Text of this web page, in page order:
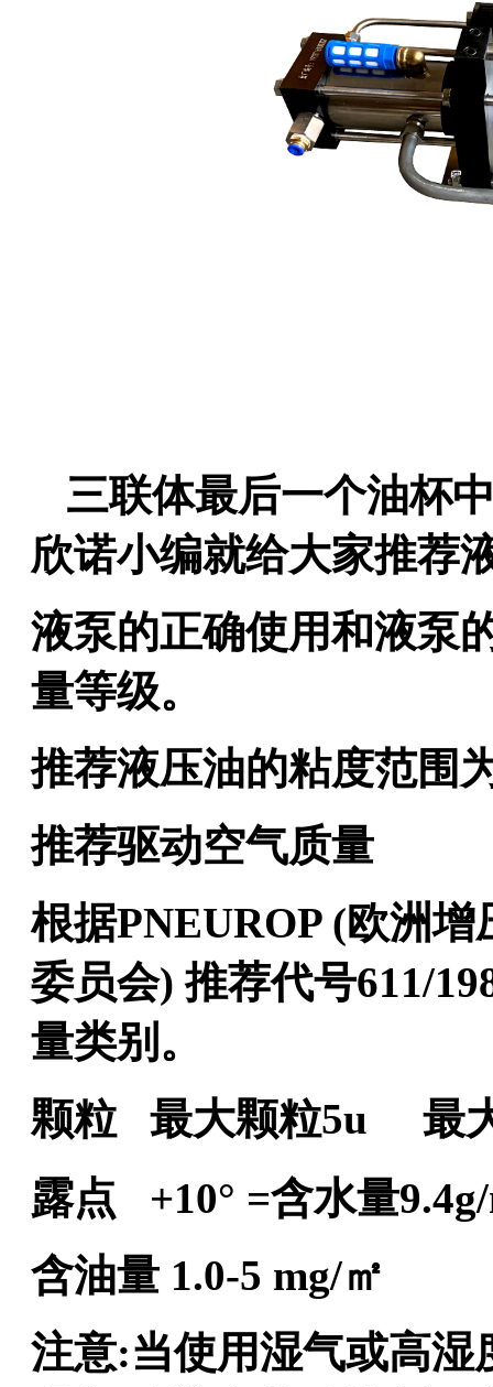
三联体最后一个油杯
欣诺小编就给大家推荐
液泵的正确使用和液泵
量等级。
推荐液压油的粘度范围
推荐驱动空气质量
根据PNEUROP (欧洲
委员会) 推荐代号611/
量类别。
颗粒
最大颗粒5u 最大
露点 +10° =含水量
含油量 1.0-5 mg/㎡
注意:当使用湿气或高湿